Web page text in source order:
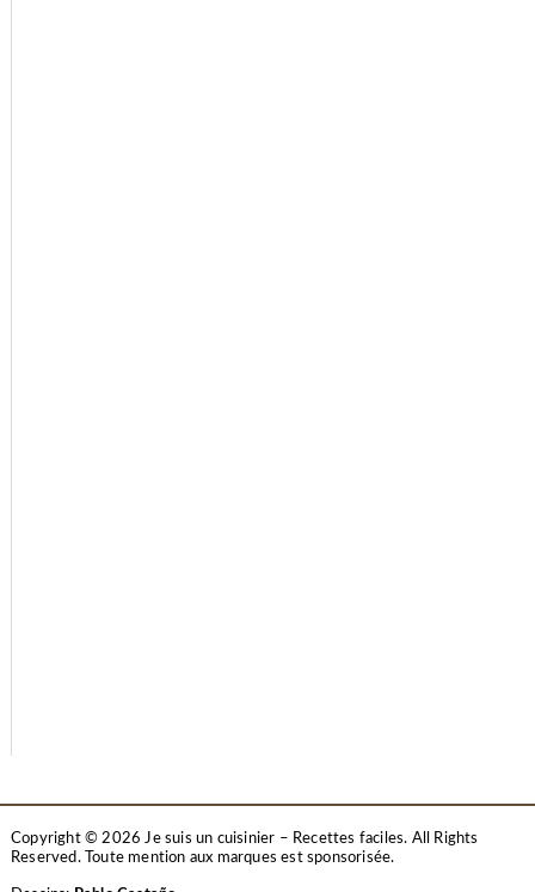
Copyright © 2026 Je suis un cuisinier – Recettes faciles. All Rights
Reserved.Toute mention aux marques est sponsorisée.